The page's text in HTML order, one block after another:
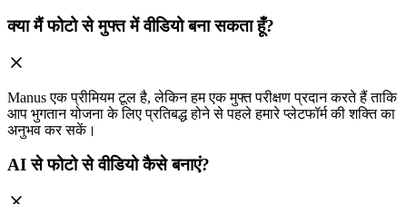
क्या मैं फोटो से मुफ्त में वीडियो बना सकता हूँ?
Manus एक प्रीमियम टूल है, लेकिन हम एक मुफ्त परीक्षण प्रदान करते हैं ताकि
आप भुगतान योजना के लिए प्रतिबद्ध होने से पहले हमारे प्लेटफॉर्म की शक्ति का
अनुभव कर सकें।
AI से फोटो से वीडियो कैसे बनाएं?